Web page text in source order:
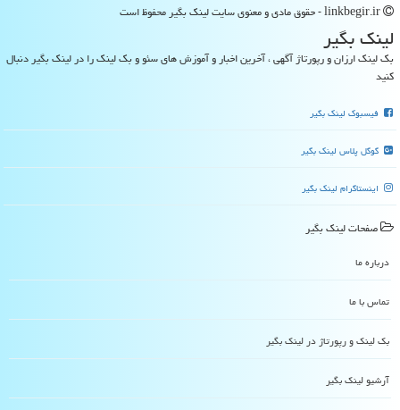
لینك بگیر
بک لینک ارزان و رپورتاژ آگهی ، آخرین اخبار و آموزش های سئو و بک لینک را در لینک بگیر دنبال
کنید
فیسبوک لینک بگیر
گوگل پلاس لینک بگیر
اینستاگرام لینک بگیر
صفحات لینك بگیر
درباره ما
تماس با ما
بک لینک و رپورتاژ در لینك بگیر
آرشیو لینك بگیر